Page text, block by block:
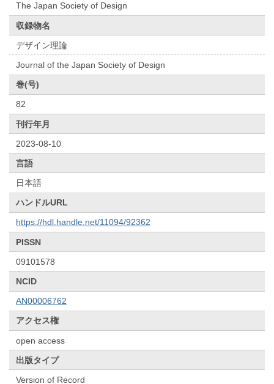
The Japan Society of Design
収録物名
デザイン理論
Journal of the Japan Society of Design
巻(号)
82
刊行年月
2023-08-10
言語
日本語
ハンドルURL
https://hdl.handle.net/11094/92362
PISSN
09101578
NCID
AN00006762
アクセス権
open access
出版タイプ
Version of Record